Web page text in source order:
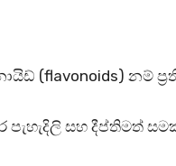
(flavonoids) නම්
සහ දීප්තිමත්